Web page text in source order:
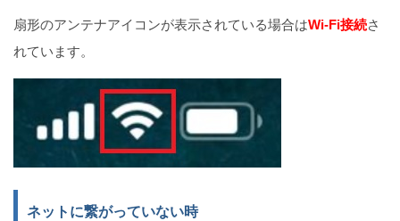
扇形のアンテナアイコンが表示されている場合はWi-Fi接続さ
れています。
ネットに繋がっていない時